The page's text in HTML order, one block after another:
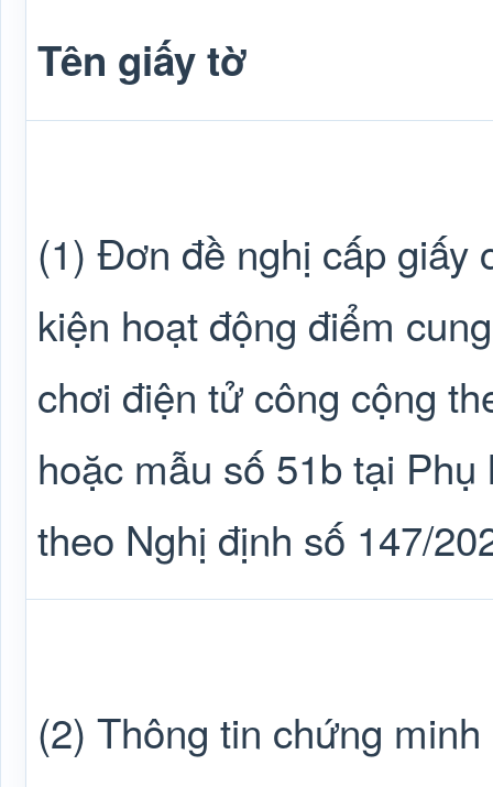
Tên giấy tờ
(1) Đơn đề nghị cấp giấy
kiện hoạt động điểm
chơi điện tử công cộng
hoặc mẫu số 51b tại
theo Nghị định số 147/
(2) Thông tin chứng